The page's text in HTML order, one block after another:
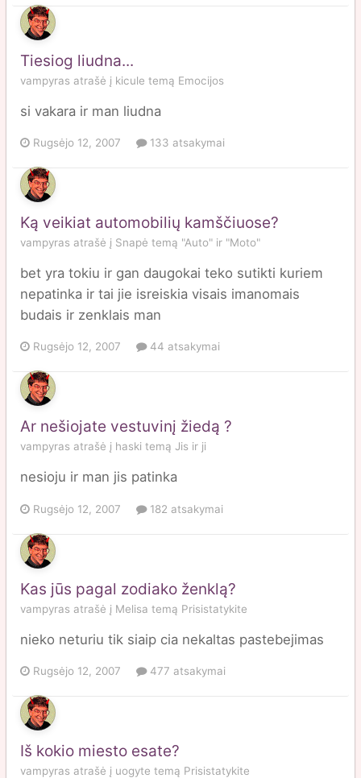
Tiesiog liudna...
vampyras atrašė į kicule temą Emocijos
si vakara ir man liudna
Rugsėjo 12, 2007 133 atsakymai
Ką veikiat automobilių kamščiuose?
vampyras atrašė į Snapė temą "Auto" ir "Moto"
bet yra tokiu ir gan daugokai teko sutikti kuriem
nepatinka ir tai jie isreiskia visais imanomais
budais ir zenklais man
Rugsėjo 12, 2007 44 atsakymai
Ar nešiojate vestuvinį žiedą ?
vampyras atrašė į haski temą Jis ir ji
nesioju ir man jis patinka
Rugsėjo 12, 2007 182 atsakymai
Kas jūs pagal zodiako ženklą?
vampyras atrašė į Melisa temą Prisistatykite
nieko neturiu tik siaip cia nekaltas pastebejimas
Rugsėjo 12, 2007 477 atsakymai
Iš kokio miesto esate?
vampyras atrašė į uogyte temą Prisistatykite